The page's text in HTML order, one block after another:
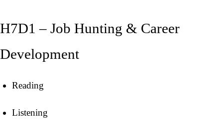
H7D1 – Job Hunting & Career
Development
Reading
Listening